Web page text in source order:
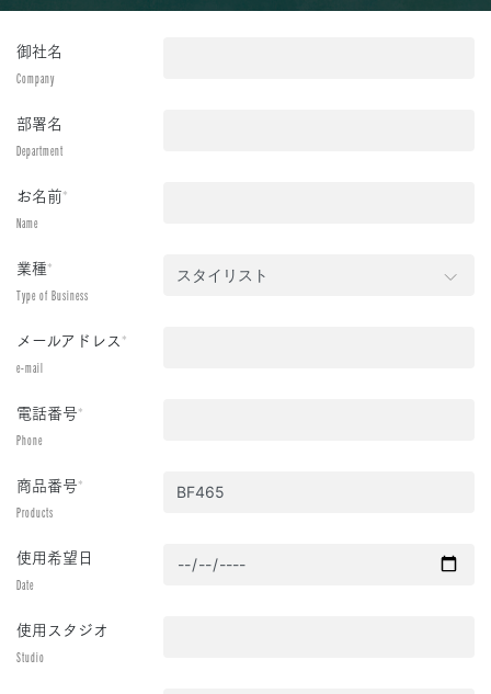
御社名
Company
部署名
Department
お名前*
Name
業種*
Type of Business
メールアドレス*
e-mail
電話番号*
Phone
商品番号*
Products
使用希望日
Date
使用スタジオ
Studio